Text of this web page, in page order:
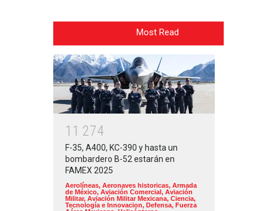
Most Read
1 1 274
F-35, A400, KC-390 y hasta un
bombardero B-52 estarán en
FAMEX 2025
Aerolíneas, Aeronaves historicas, Armada
de México, Aviación Comercial, Aviación
Militar, Aviación Militar Mexicana, Ciencia,
Tecnología e Innovacion, Defensa, Fuerza